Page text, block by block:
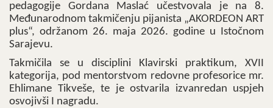
pedagogije Gordana Maslać učestvovala je na 8.
Međunarodnom takmičenju pijanista „AKORDEON ART
plus“, održanom 26. maja 2026. godine u Istočnom
Sarajevu.
Takmičila se u disciplini Klavirski praktikum, XVII
kategorija, pod mentorstvom redovne profesorice mr.
Ehlimane Tikveše, te je ostvarila izvanredan uspjeh
osvojivši I nagradu.